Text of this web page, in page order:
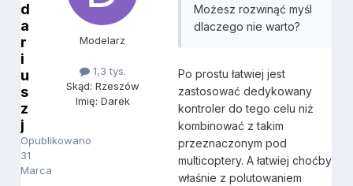
d
a
r
i
u
s
z
j
Opublikowano
31
Marca
Modelarz
1,3 tys.
Skąd: Rzeszów
Imię: Darek
Możesz rozwinąć myśl
dlaczego nie warto?
Po prostu łatwiej jest
zastosować dedykowany
kontroler do tego celu niż
kombinować z takim
przeznaczonym pod
multicoptery. A łatwiej choćby
właśnie z polutowaniem